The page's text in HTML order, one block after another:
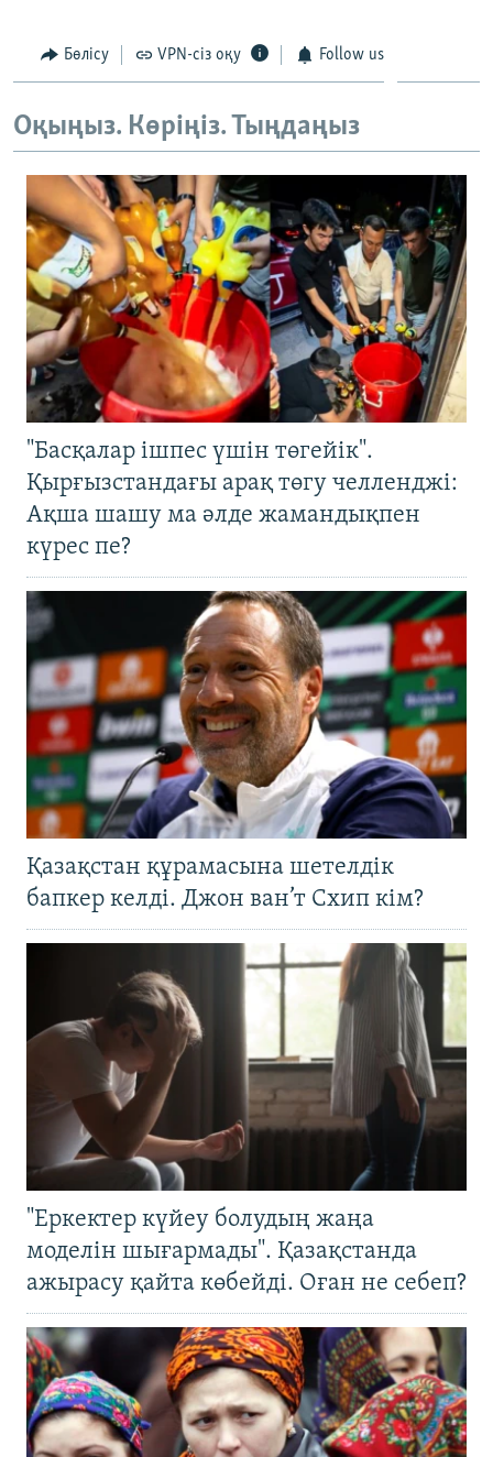
Бөлісу VPN-сіз оқу Follow us
Оқыңыз. Көріңіз. Тыңдаңыз
"Басқалар ішпес үшін төгейік".
Қырғызстандағы арақ төгу челленджі:
Ақша шашу ма әлде жамандықпен
күрес пе?
Қазақстан құрамасына шетелдік
бапкер келді. Джон ван’т Схип кім?
"Еркектер күйеу болудың жаңа
моделін шығармады". Қазақстанда
ажырасу қайта көбейді. Оған не себеп?